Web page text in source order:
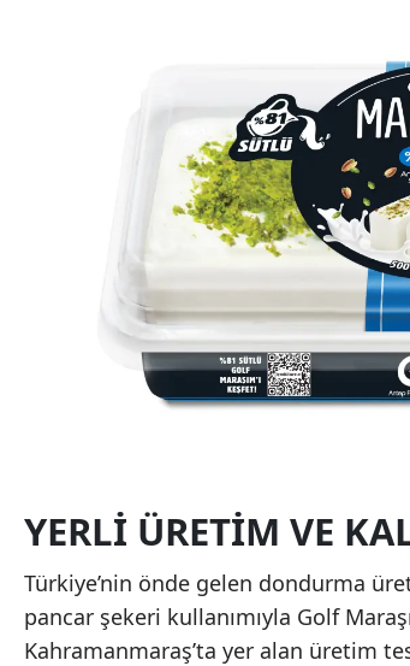
YERLI ÜRETIM VE
Türkiye’nin önde gelen dondurma
pancar şekeri kullanımıyla Golf
Kahramanmaraş’ta yer alan üretim